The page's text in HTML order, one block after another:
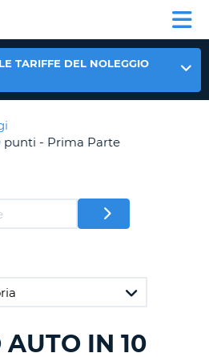
TARIFFE DEL NOLEGGIO
punti - Prima Parte
AUTO IN 10